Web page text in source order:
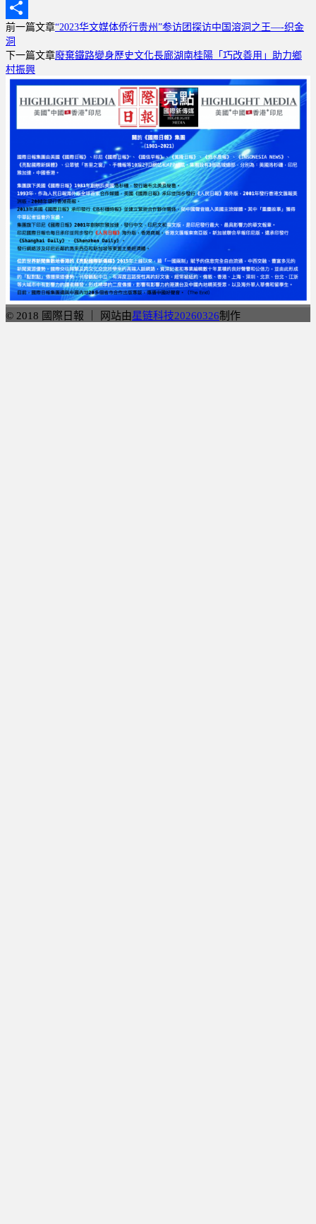
WhatsApp
分
享
前一篇文章“2023华文媒体侨行贵州”参访团探访中国溶洞之王—-织金
洞
下一篇文章廢棄鐵路變身歷史文化長廊湖南桂陽「巧改善用」助力鄉
村振興
© 2018 國際日報 ｜ 网站由星链科技20260326制作